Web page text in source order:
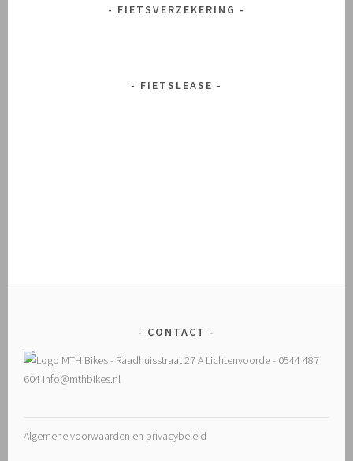
FIETSVERZEKERING
FIETSLEASE
CONTACT
Algemene voorwaarden en privacybeleid